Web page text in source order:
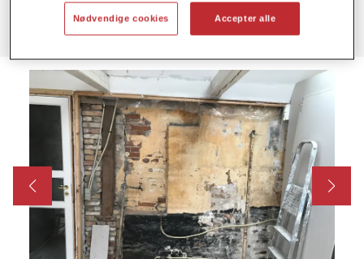
Renoveringen skabte et sundt indeklima, og forbedrede
trivsel og komfort for beboerne.
Nødvendige cookies Accepter alle